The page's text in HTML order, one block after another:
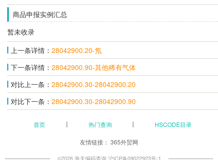
商品申报实例汇总
暂未收录
上一条详情： 28042900.20-氖
下一条详情： 28042900.90-其他稀有气体
对比上一条： 28042900.30-28042900.20
对比下一条： 28042900.30-28042900.90
首页 热门查询 HSCODE目录
友情链接： 365外贸网
©2026 海关编码查询 沪ICP备09022923号-1